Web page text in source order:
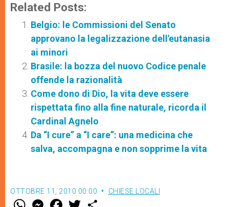
Related Posts:
Belgio: le Commissioni del Senato
approvano la legalizzazione dell'eutanasia
ai minori
Brasile: la bozza del nuovo Codice penale
offende la razionalità
Come dono di Dio, la vita deve essere
rispettata fino alla fine naturale, ricorda il
Cardinal Agnelo
Da “I cure” a “I care”: una medicina che
salva, accompagna e non sopprime la vita
OTTOBRE 11, 2010 00:00 CHIESE LOCALI
W M F